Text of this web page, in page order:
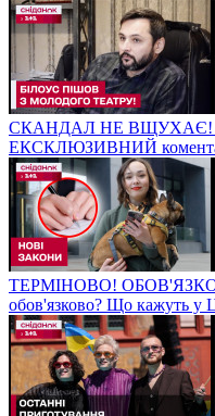
СКАНДАЛ НЕ ВЩУХАЄ!
ЕКСКЛЮЗИВНИЙ
ТЕРМІНОВО!
обов'язково? Що кажуть у